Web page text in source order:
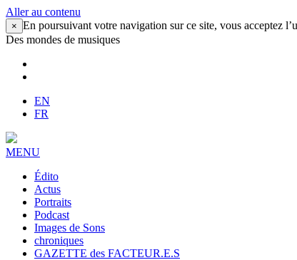
Aller au contenu
× En poursuivant votre navigation sur ce site, vous acceptez
Des mondes de musiques
EN
FR
MENU
Édito
Actus
Portraits
Podcast
Images de Sons
chroniques
GAZETTE des FACTEUR.E.S